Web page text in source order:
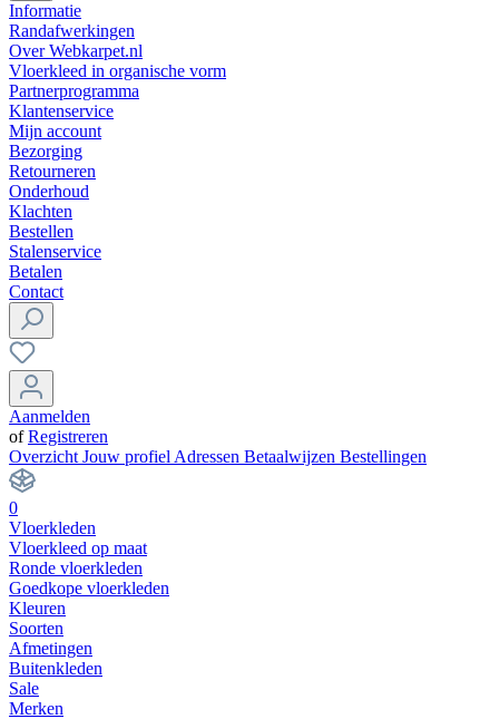
Informatie
Randafwerkingen
Over Webkarpet.nl
Vloerkleed in organische vorm
Partnerprogramma
Klantenservice
Mijn account
Bezorging
Retourneren
Onderhoud
Klachten
Bestellen
Stalenservice
Betalen
Contact
Aanmelden
ofRegistreren
Overzicht Jouw profiel Adressen Betaalwijzen Bestellingen
0
Vloerkleden
Vloerkleed op maat
Ronde vloerkleden
Goedkope vloerkleden
Kleuren
Soorten
Afmetingen
Buitenkleden
Sale
Merken